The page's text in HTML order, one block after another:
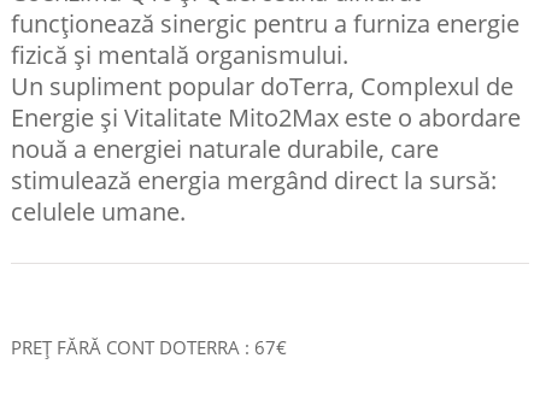
funcționează sinergic pentru a furniza energie
fizică și mentală organismului.
Un supliment popular doTerra, Complexul de
Energie și Vitalitate Mito2Max este o abordare
nouă a energiei naturale durabile, care
stimulează energia mergând direct la sursă:
celulele umane.
PREȚ FĂRĂ CONT DOTERRA : 67€